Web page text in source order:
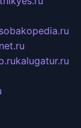
sobakopedia.ru
kalugatur.ru